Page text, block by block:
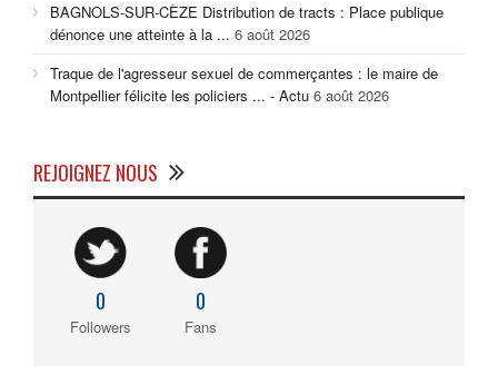
BAGNOLS-SUR-CÈZE Distribution de tracts : Place publique
dénonce une atteinte à la ... 6 août 2026
Traque de l'agresseur sexuel de commerçantes : le maire de
Montpellier félicite les policiers ... - Actu 6 août 2026
REJOIGNEZ NOUS
0
Followers
0
Fans